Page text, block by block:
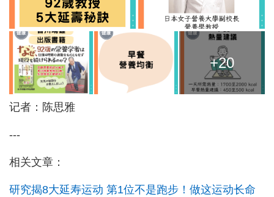
+20
记者：陈思雅
---
相关文章：
研究揭8大延寿运动 第1位不是跑步！做这运动长命